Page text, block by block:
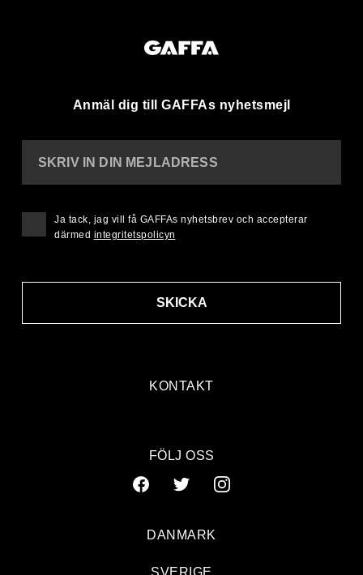
Anmäl dig till GAFFAs nyhetsmejl
KONTAKT
SKRIV IN DIN MEJLADRESS
SKICKA
Ja tack, jag vill få GAFFAs nyhetsbrev och accepterar
därmed integritetspolicyn
FÖLJ OSS
DANMARK
SVERIGE